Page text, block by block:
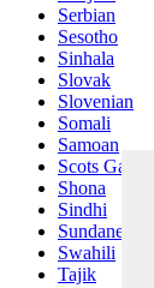
Serbian
Sesotho
Sinhala
Slovak
Slovenian
Somali
Samoan
Scots Gaelic
Shona
Sindhi
Sundanese
Swahili
Tajik